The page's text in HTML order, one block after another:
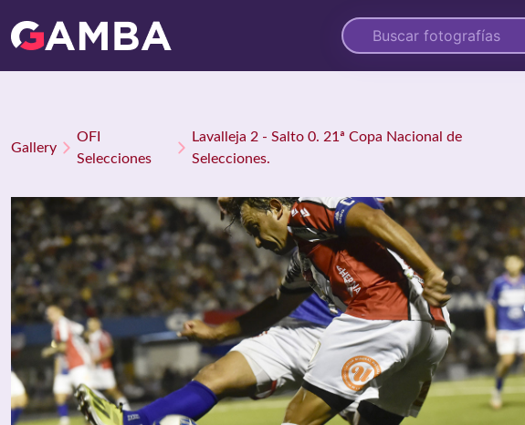
Gallery
OFI
Selecciones
Lavalleja 2 - Salto 0. 21ª Copa Nacional de
Selecciones.